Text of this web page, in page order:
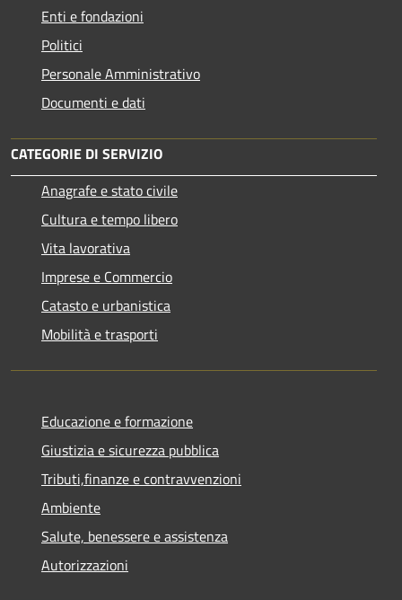
Enti e fondazioni
Politici
Personale Amministrativo
Documenti e dati
CATEGORIE DI SERVIZIO
Anagrafe e stato civile
Cultura e tempo libero
Vita lavorativa
Imprese e Commercio
Catasto e urbanistica
Mobilità e trasporti
Educazione e formazione
Giustizia e sicurezza pubblica
Tributi,finanze e contravvenzioni
Ambiente
Salute, benessere e assistenza
Autorizzazioni